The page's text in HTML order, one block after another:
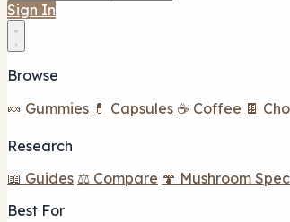
Sign In
Browse
🍬 Gummies 💊 Capsules ☕ Coffee 🍫
Research
📖 Guides ⚖️ Compare 🍄 Mushroom
Best For